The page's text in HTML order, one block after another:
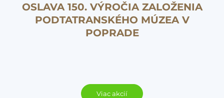
OSLAVA 150. VÝROČIA ZALOŽENIA
PODTATRANSKÉHO MÚZEA V
POPRADE
Viac akcií